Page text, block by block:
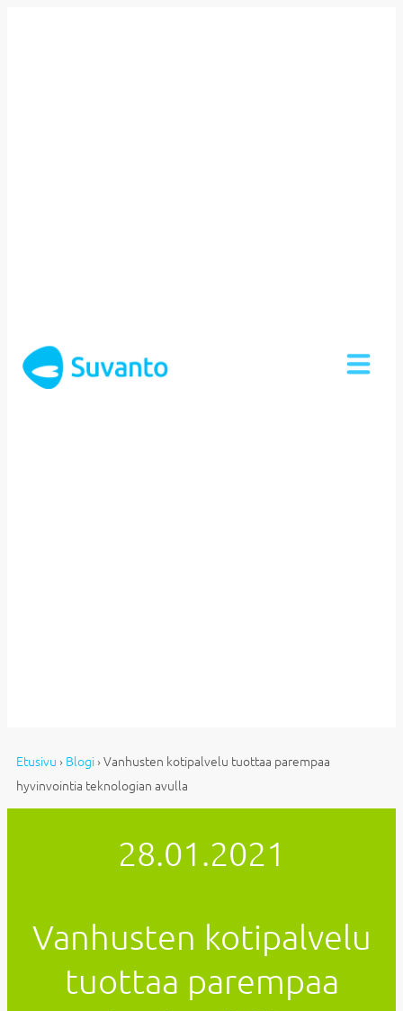
Etusivu › Blogi › Vanhusten kotipalvelu tuottaa parempaa
hyvinvointia teknologian avulla
28.01.2021
Vanhusten kotipalvelu
tuottaa parempaa